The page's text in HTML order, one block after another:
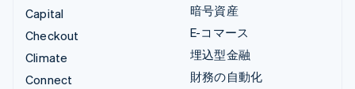
Capital
Checkout
Climate
Connect
暗号資産
E-コマース
埋込型金融
財務の自動化